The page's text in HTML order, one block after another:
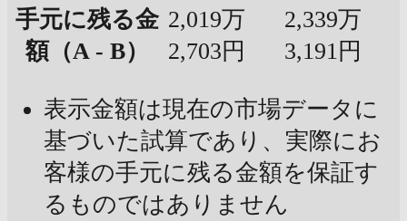
手元に残る金
額（A - B）
2,019万
2,703円
2,339万
3,191円
表示金額は現在の市場データに
基づいた試算であり、実際にお
客様の手元に残る金額を保証す
るものではありません